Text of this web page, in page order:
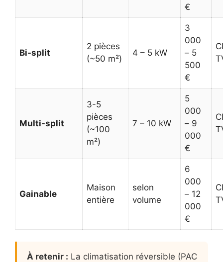
€
Bi-split
2 pièces
(~50 m²)
4 – 5 kW
3
000
– 5
500
€
Multi-split
3-5
pièces
(~100
m²)
7 – 10 kW
5
000
– 9
000
€
Gainable
Maison
entière
selon
volume
6
000
– 12
000
€
À retenir : La climatisation réversible (PAC